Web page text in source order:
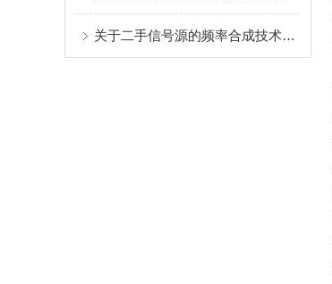
关于二手信号源的频率合成技术，你都了解多少呢